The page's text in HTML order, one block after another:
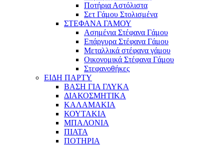
Ποτήρια Αστόλιστα
Σετ Γάμου Στολισμένα
ΣΤΕΦΑΝΑ ΓΑΜΟΥ
Ασημένια Στέφανα Γάμου
Επάργυρα Στέφανα Γάμου
Μεταλλικά στέφανα γάμου
Οικονομικά Στέφανα Γάμου
Στεφανοθήκες
ΕΙΔΗ ΠΑΡΤΥ
ΒΑΣΗ ΓΙΑ ΓΛΥΚΑ
ΔΙΑΚΟΣΜΗΤΙΚΑ
ΚΑΛΑΜΑΚΙΑ
ΚΟΥΤΑΚΙΑ
ΜΠΑΛΟΝΙΑ
ΠΙΑΤΑ
ΠΟΤΗΡΙΑ